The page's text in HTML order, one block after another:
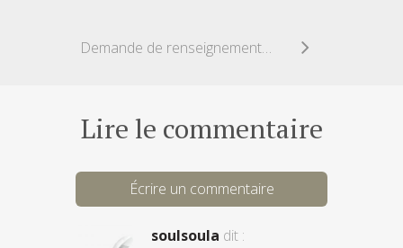
Demande de renseignement Stage à l’étranger
Lire le commentaire
Écrire un commentaire
soulsoula dit :